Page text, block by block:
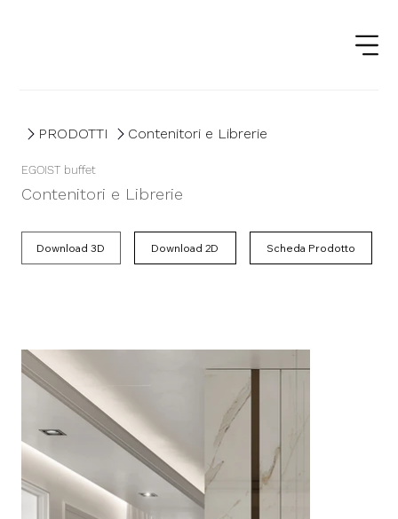
PRODOTTI Contenitori e Librerie
EGOIST buffet
Contenitori e Librerie
Scheda Prodotto